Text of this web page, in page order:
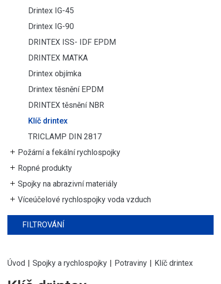
Drintex IG-45
Drintex IG-90
DRINTEX ISS- IDF EPDM
DRINTEX MATKA
Drintex objímka
Drintex těsnění EPDM
DRINTEX těsnění NBR
Klíč drintex
TRICLAMP DIN 2817
Požární a fekální rychlospojky
Ropné produkty
Spojky na abrazivní materiály
Víceúčelové rychlospojky voda vzduch
FILTROVÁNÍ
Úvod | Spojky a rychlospojky | Potraviny | Klíč drintex